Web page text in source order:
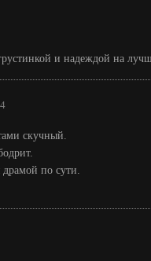
и надеждой на
скучный.
по сути.